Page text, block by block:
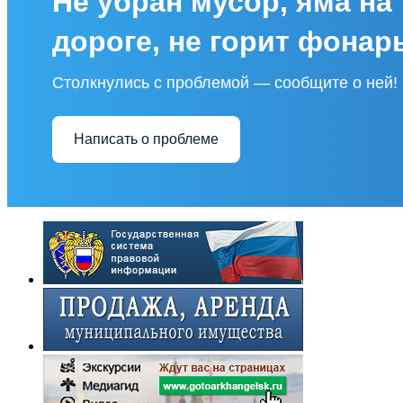
дороге, не горит
Столкнулись с проблемой — сообщите о ней!
Написать о проблеме